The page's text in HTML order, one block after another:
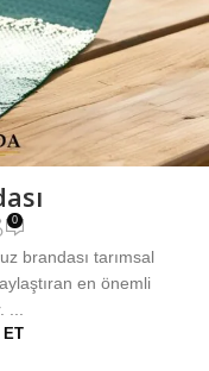
0
brandası tarımsal
en önemli
ET